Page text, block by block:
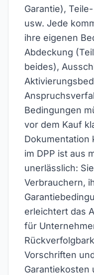
Garantie),
usw. Jede
ihre eigenen
Abdeckung
beides),
Bedingungen
vor dem Kauf
Dokumentation
im DPP ist aus
unerlässlich:
Verbrauchern,
erleichtert das
für
Vorschriften
Garantiekosten